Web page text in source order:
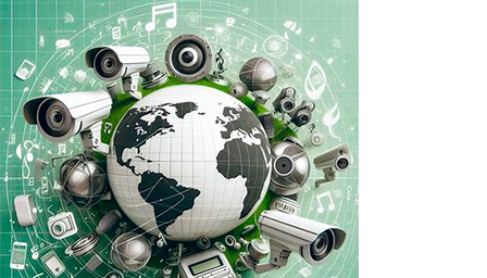
Контакты
- iFLOW
- SpaceTechnology
- Dahua
- EZ-IP
- Hikvision
- Комплектующие и монтажный
материал
Системы защиты товаров от краж